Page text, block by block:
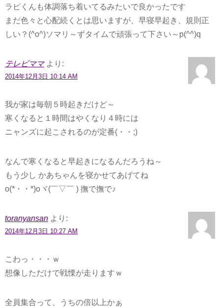
ラピくんも体調落ち着いてるみたいで良かったです
まだ色々と心配続くとは思いますが、早寝早起き、規則正
しい？(^o^)ソマリ～ずタイムで頑張って下さい～p(^^)q
テレビママ より:
2014年12月3日 10:14 AM
我が家は毎朝５時起きだけど～
寒くなると１時間はやくなり４時には
ニャンズに起こされるのが定番(・・;)
なんで寒くなると早起きになるんだろうね～
もう少し かあちゃんを寝かせてあげてね
o(*・・*)oヾ(￣▽￣ ) 撫で撫で♪
toranyansan より:
2014年12月3日 10:27 AM
こわっ・・・ｗ
想像しただけで戦慄が走りますｗ
全員集合って、うちの倍以上かぁ